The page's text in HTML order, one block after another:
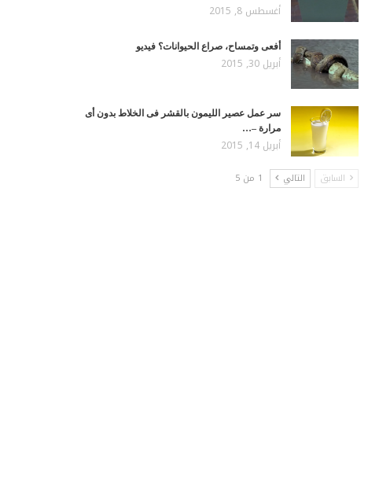
أغسطس 8, 2015
أفعى وتمساح، صراع الحيوانات؟ فيديو
أبريل 30, 2015
سر عمل عصير الليمون بالقشر فى الخلاط بدون أى
مرارة –…
أبريل 14, 2015
السابق التالي 1 من 5